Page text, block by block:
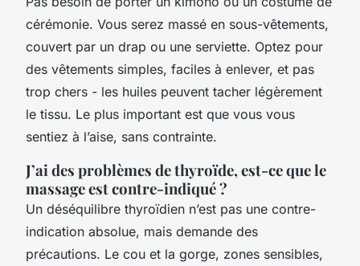
cérémonie. Vous serez massé en sous-vêtements,
couvert par un drap ou une serviette. Optez pour
des vêtements simples, faciles à enlever, et pas
trop chers - les huiles peuvent tacher légèrement
le tissu. Le plus important est que vous vous
sentiez à l’aise, sans contrainte.
J’ai des problèmes de thyroïde, est-ce que le
massage est contre-indiqué ?
Un déséquilibre thyroïdien n’est pas une contre-
indication absolue, mais demande des
précautions. Le cou et la gorge, zones sensibles,